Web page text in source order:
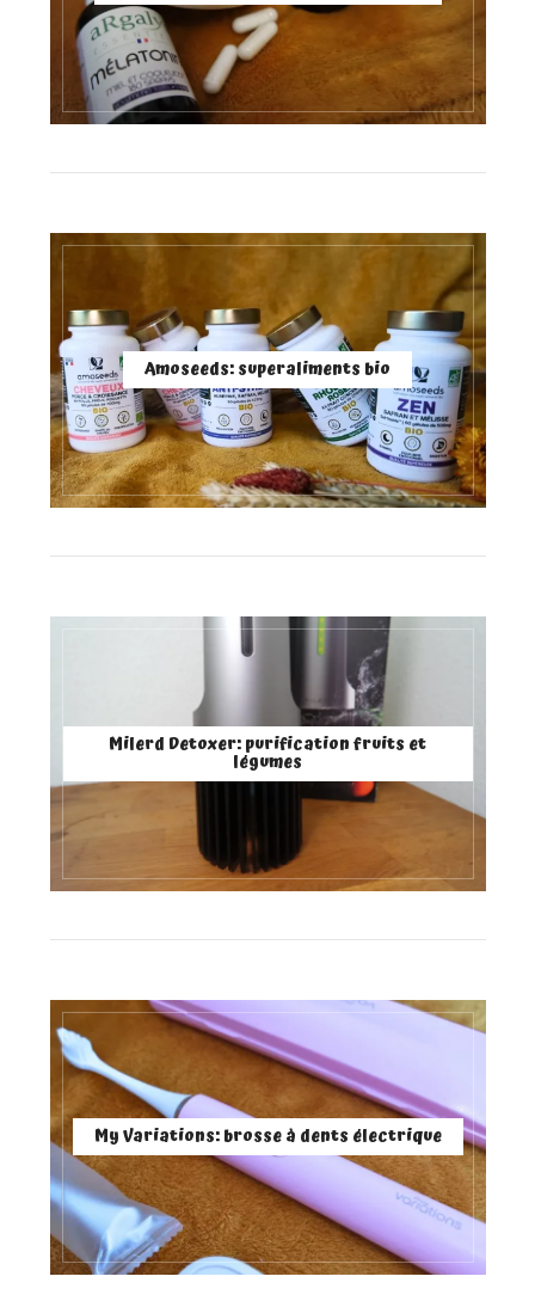
Amoseeds: superaliments bio
Milerd Detoxer: purification fruits et
légumes
My Variations: brosse à dents électrique